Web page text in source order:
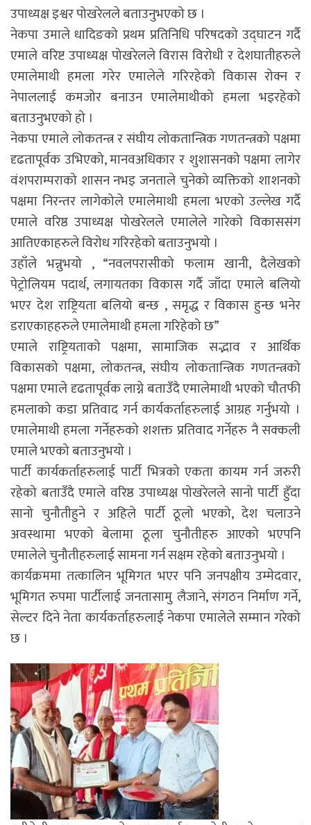
उपाध्यक्ष इश्वर पोखरेलले बताउनुभएको छ ।
नेकपा उमाले धादिङको प्रथम प्रतिनिधि परिषदको उद्घाटन गर्दै
एमाले वरिष्ट उपाध्यक्ष पोखरेलले विरास विरोधी र देशघातीहरुले
एमालेमाथी हमला गरेर एमालेले गरिरहेको विकास रोक्न र
नेपाललाई कमजोर बनाउन एमालेमाथीको हमला भइरहेको
बताउनुभएको हो ।
नेकपा एमाले लोकतन्त्र र संघीय लोकतान्त्रिक गणतन्त्रको पक्षमा
दृढतापूर्वक उभिएको, मानवअधिकार र शुशासनको पक्षमा लागेर
वंशपराम्पराको शासन नभइ जनताले चुनेको व्यक्तिको शाशनको
पक्षमा निरन्तर लागेकोले एमालेमाथी हमला भएको उल्लेख गर्दै
एमाले वरिष्ठ उपाध्यक्ष पोखरेलले एमालेले गारेको विकाससंग
आतिएकाहरुले विरोध गरिरहेको बताउनुभयो ।
उहाँले भन्नुभयो , “नवलपरासीको फलाम खानी, दैलेखको
पेट्रोलियम पदार्थ, लगायतका विकास गर्दै जाँदा एमाले बलियो
भएर देश राष्ट्रियता बलियो बन्छ , समृद्ध र विकास हुन्छ भनेर
डराएकाहहरुले एमालेमाथी हमला गरिहेको छ”
एमाले राष्ट्रियताको पक्षमा, सामाजिक सद्भाव र आर्थिक
विकासको पक्षमा, लोकतन्त्र, संघीय लोकतान्त्रिक गणतन्त्रको
पक्षमा एमाले दृढतापूर्वक लाग्ने बताउँदै एमालेमाथी भएको चौतफी
हमलाको कडा प्रतिवाद गर्न कार्यकर्ताहरुलाई आग्रह गर्नुभयो ।
एमालेमाथी हमला गर्नेहरुको शशक्त प्रतिवाद गर्नेहरु नै सक्कली
एमाले भएको बताउनुभयो ।
पार्टी कार्यकर्ताहरुलाई पार्टी भित्रको एकता कायम गर्न जरुरी
रहेको बताउँदै एमाले वरिष्ठ उपाध्यक्ष पोखरेलले सानो पार्टी हुँदा
सानो चुनौतीहुने र अहिले पार्टी ठूलो भएको, देश चलाउने
अवस्थामा भएको बेलामा ठूला चुनौतीहरु आएको भएपनि
एमालेले चुनौतीहरुलाई सामना गर्न सक्षम रहेको बताउनुभयो ।
कार्यक्रममा तत्कालिन भूमिगत भएर पनि जनपक्षीय उम्मेदवार,
भूमिगत रुपमा पार्टीलाई जनतासामु लैजाने, संगठन निर्माण गर्ने,
सेल्टर दिने नेता कार्यकर्ताहरुलाई नेकपा एमालेले सम्मान गरेको
छ ।